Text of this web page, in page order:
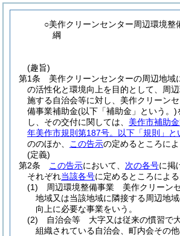
○美作クリーンセンター周辺環境整
綱
(趣旨)
第1条
美作クリーンセンターの周辺地域
の活性化と環境向上を目的として、周
施する自治会等に対し、美作クリーン
備事業補助金(以下「補助金」という。)
し、その交付に関しては、 美作市補助
年美作市規則第187号。以下「規則」と
ののほか、
この告示の定めるところによ
(定義)
第2条
この告示において、 次の各号に掲
それぞれ当該各号に定めるところによる
(1)
周辺環境整備事業 美作クリーン
地域又は当該地域に隣接する周辺地
向上に必要な事業をいう。
(2)
自治会等 大字又は従来の慣習で
組織されている自治会、町内会その